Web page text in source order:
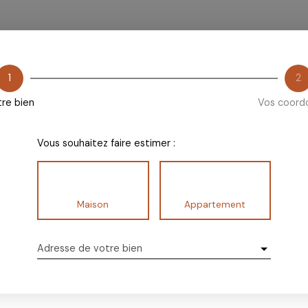
1
bien
2
Vos
Vous souhaitez faire estimer :
Maison Appartement
Adresse de votre bien